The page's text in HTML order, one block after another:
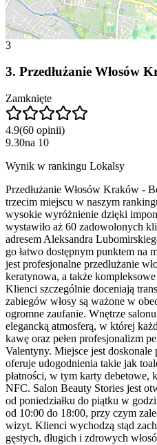
3
3. Przedłużanie Włosów
Zamknięte
4.9(60 opinii)
9.30na 10
Wynik w rankingu Lokalsy
Przedłużanie Włosów Kraków -
trzecim miejscu w naszym
wysokie wyróżnienie dzięki
wystawiło aż 60 zadowolonych
adresem Aleksandra
go łatwo dostępnym punktem na
jest profesjonalne przedłużanie
keratynowa, a także
Klienci szczególnie doceniają
zabiegów włosy są ważone w
ogromne zaufanie. Wnętrze
elegancką atmosferą, w której
kawę oraz pełen profesjonalizm
Valentyny. Miejsce jest
oferuje udogodnienia takie jak
płatności, w tym karty debetowe,
NFC. Salon Beauty Stories jest
od poniedziałku do piątku w
od 10:00 do 18:00, przy czym
wizyt. Klienci wychodzą stąd
gęstych, długich i zdrowych